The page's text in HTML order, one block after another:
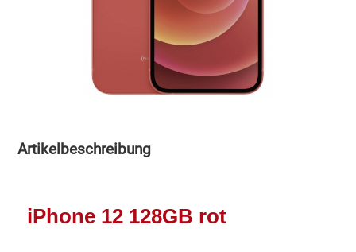
Speichermedien und Rohlinge
Convenience Obst & Gemüse
Artikelbeschreibung
iPhone 12 128GB rot